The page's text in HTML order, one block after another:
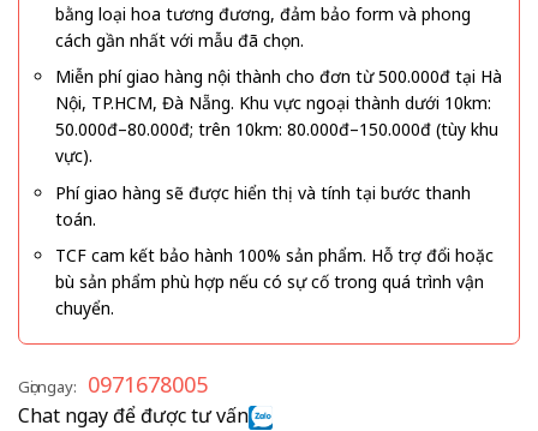
bằng loại hoa tương đương, đảm bảo form và phong
cách gần nhất với mẫu đã chọn.
Miễn phí giao hàng nội thành cho đơn từ 500.000đ tại Hà
Nội, TP.HCM, Đà Nẵng. Khu vực ngoại thành dưới 10km:
50.000đ–80.000đ; trên 10km: 80.000đ–150.000đ (tùy khu
vực).
Phí giao hàng sẽ được hiển thị và tính tại bước thanh
toán.
TCF cam kết bảo hành 100% sản phẩm. Hỗ trợ đổi hoặc
bù sản phẩm phù hợp nếu có sự cố trong quá trình vận
chuyển.
Gọi ngay: 0971678005
Chat ngay để được tư vấn